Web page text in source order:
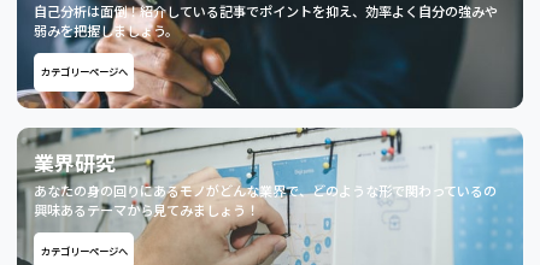
自己分析は面倒！紹介している記事でポイントを抑え、効率よく自分の強みや
弱みを把握しましょう。
カテゴリーページへ
業界研究
あなたの身の回りにあるモノがどんな業界で、どのような形で関わっているの
興味あるテーマから見てみましょう！
カテゴリーページへ